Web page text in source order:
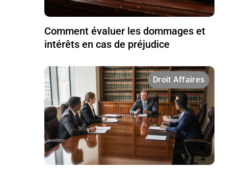
Comment évaluer les dommages et
intérêts en cas de préjudice
Droit Affaires